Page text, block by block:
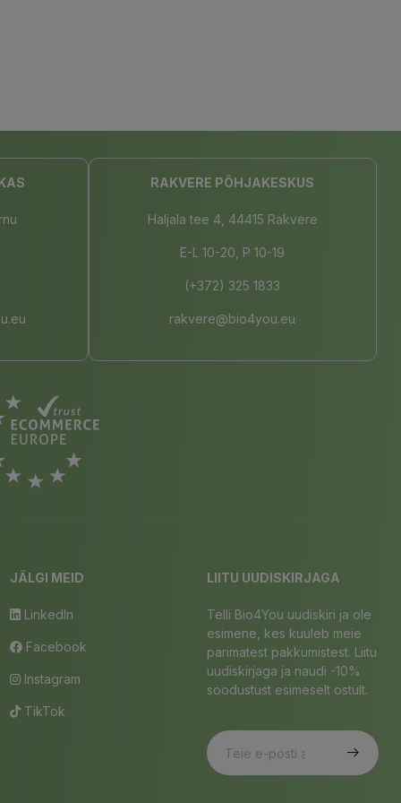
RAKVERE PÕHJAKESKUS
Haljala tee 4, 44415 Rakvere
E-L 10-20, P 10-19
(+372) 325 1833
rakvere@bio4you.eu
JÄLGI MEID
LinkedIn
Facebook
Instagram
TikTok
LIITU UUDISKIRJAGA
Telli Bio4You uudiskiri ja ole
esimene, kes kuuleb meie
parimatest pakkumistest. Liitu
uudiskirjaga ja naudi -10%
soodustust esimeselt ostult.